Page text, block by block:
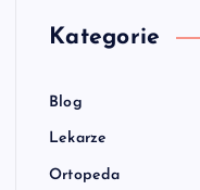
Kategorie
Blog
Lekarze
Ortopeda